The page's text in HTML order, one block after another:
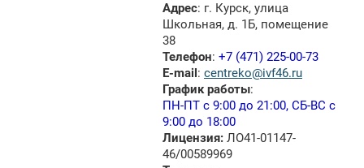
Адрес: г. Курск, улица
Школьная, д. 1Б, помещение
38
Телефон: +7 (471) 225-00-73
E-mail: centreko@ivf46.ru
График работы:
ПН-ПТ с 9:00 до 21:00, СБ-ВС с
9:00 до 18:00
Лицензия: ЛО41-01147-
46/00589969